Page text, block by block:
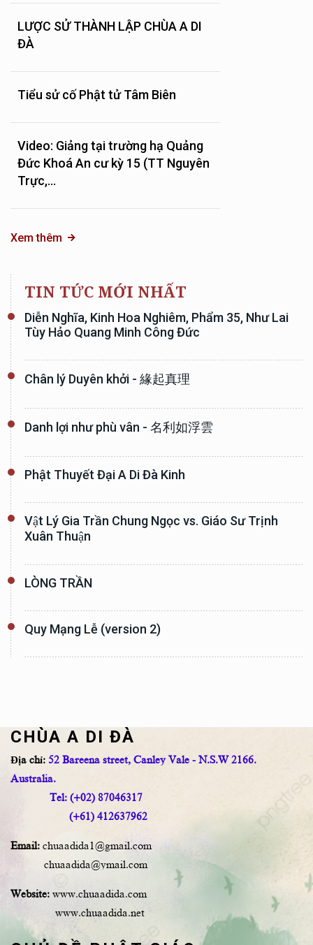
LƯỢC SỬ THÀNH LẬP CHÙA A DI
ĐÀ
Tiểu sử cố Phật tử Tâm Biên
Video: Giảng tại trường hạ Quảng
Đức Khoá An cư kỳ 15 (TT Nguyên
Trực,...
Xem thêm
TIN TỨC MỚI NHẤT
Diễn Nghĩa, Kinh Hoa Nghiêm, Phẩm 35, Như Lai
Tùy Hảo Quang Minh Công Đức
Chân lý Duyên khởi - 緣起真理
Danh lợi như phù vân - 名利如浮雲
Phật Thuyết Đại A Di Đà Kinh
Vật Lý Gia Trần Chung Ngọc vs. Giáo Sư Trịnh
Xuân Thuận
LÒNG TRẦN
Quy Mạng Lễ (version 2)
CHÙA A DI ĐÀ
Địa chỉ: 52 Bareena street, Canley Vale - N.S.W 2166.
Australia.
Tel: (+02) 87046317
(+61) 412637962
Email: chuaadida1@gmail.com
chuaadida@ymail.com
Website: www.chuaadida.com
www.chuaadida.net